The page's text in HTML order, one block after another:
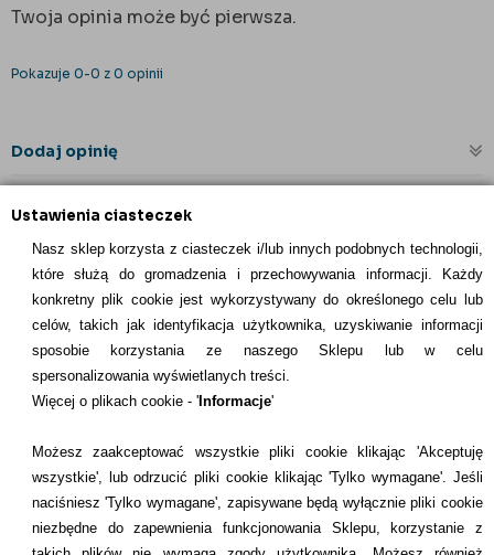
Ustawienia ciasteczek
Nasz sklep korzysta z ciasteczek i/lub innych podobnych technologii,
które służą do gromadzenia i przechowywania informacji. Każdy
konkretny plik cookie jest wykorzystywany do określonego celu lub
celów, takich jak identyfikacja użytkownika, uzyskiwanie informacji
sposobie korzystania ze naszego Sklepu lub w celu
spersonalizowania wyświetlanych treści.
Więcej o plikach cookie - 'Informacje'
Możesz zaakceptować wszystkie pliki cookie klikając 'Akceptuję
wszystkie', lub odrzucić pliki cookie klikając 'Tylko wymagane'. Jeśli
naciśniesz 'Tylko wymagane', zapisywane będą wyłącznie pliki cookie
niezbędne do zapewnienia funkcjonowania Sklepu, korzystanie z
Twoja opinia może być pierwsza.
Pokazuje 0-0 z 0 opinii
Dodaj opinię
INFORMACJE KONTAKTOWE
Informacje
Formy płatności
Dostawcy
Kontakt